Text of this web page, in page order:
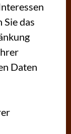
Sie das
Daten